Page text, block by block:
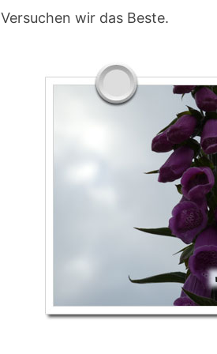
Versuchen wir das Beste.